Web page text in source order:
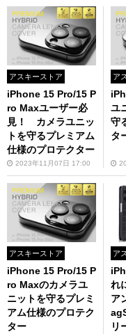
アスキーストア
iPhone 15 Pro/15 P
ro Maxユーザー必
見！ カメラユニッ
トを守るプレミアム
仕様のプロテクター
2023年11月07日 17:00
ア
ユ
守
タ
アスキーストア
iPhone 15 Pro/15 P
ro Maxのカメラユ
ニットを守るプレミ
アム仕様のプロテク
ター
ア
れ
ア
リ